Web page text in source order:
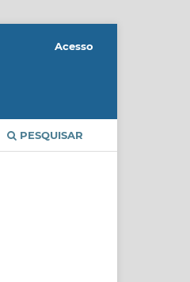
PESQUISAR
Acesso